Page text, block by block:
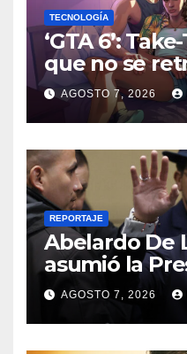
TECNOLOGÍA
‘GTA 6’:
que no se
y quiere que
confíes
AGOSTO 7, 2026
REPORTAJE
Abelardo De
asumió la
medio de
AGOSTO 7, 2026